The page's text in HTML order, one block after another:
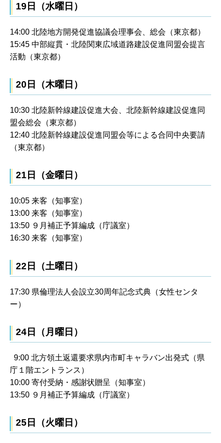
19日（水曜日）
14:00 北陸地方開発促進協議会理事会、総会（東京都）
15:45 中部縦貫・北陸関東広域道路建設促進同盟会提言
活動（東京都）
20日（木曜日）
10:30 北陸新幹線建設促進大会、北陸新幹線建設促進同
盟会総会（東京都）
12:40 北陸新幹線建設促進同盟会等による合同中央要請
（東京都）
21日（金曜日）
10:05 来客（知事室）
13:00 来客（知事室）
13:50 ９月補正予算編成（庁議室）
16:30 来客（知事室）
22日（土曜日）
17:30 県倫理法人会設立30周年記念式典（女性センタ
ー）
24日（月曜日）
9:00 北方領土返還要求県内市町キャラバン出発式（県
庁１階エントランス）
10:00 寄付受納・感謝状贈呈（知事室）
13:50 ９月補正予算編成（庁議室）
25日（火曜日）